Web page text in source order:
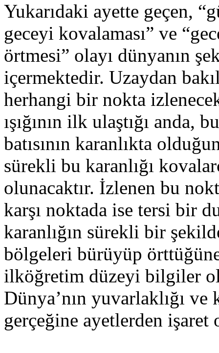
Yukarıdaki ayette geçen,
geceyi kovalaması” ve
örtmesi” olayı dünyanın
içermektedir. Uzaydan
herhangi bir nokta
ışığının ilk ulaştığı anda,
batısının karanlıkta
sürekli bu karanlığı
olunacaktır. İzlenen bu
karşı noktada ise tersi bir
karanlığın sürekli bir
bölgeleri bürüyüp
ilköğretim düzeyi bilgiler
Dünya’nın yuvarlaklığı
gerçeğine ayetlerden